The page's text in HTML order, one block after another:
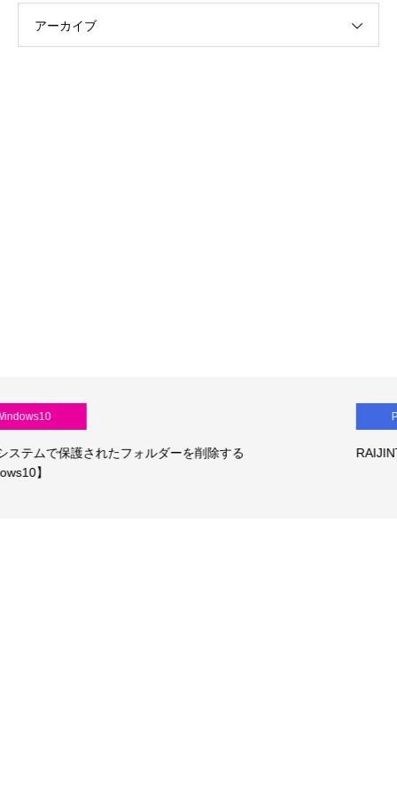
アーカイブ
る RAIJINTEK METIS PLUS + Mini-ITXマザーボ